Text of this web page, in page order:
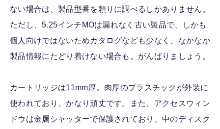
ない場合は、製品型番を頼りに調べるしかありません。
ただし、5.25インチMOは漏れなく古い製品で、しかも
個人向けではないためカタログなども少なく、なかなか
製品情報にたどり着けない場合も。がんばりましょう。
カートリッジは11mm厚。肉厚のプラスチックが外装に
使われており、かなり頑丈です。また、アクセスウィン
ドウは金属シャッターで保護されており、中のディスク